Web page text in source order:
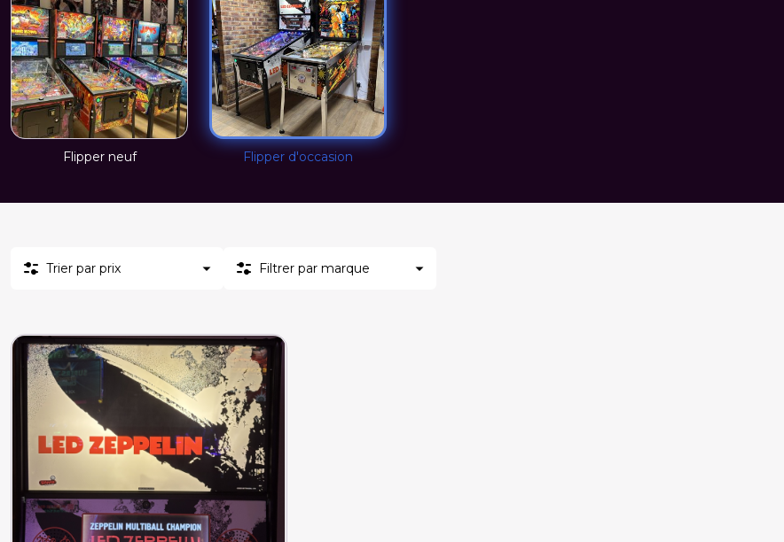
Flipper neuf Flipper d'occasion
Trier par prix Filtrer par marque